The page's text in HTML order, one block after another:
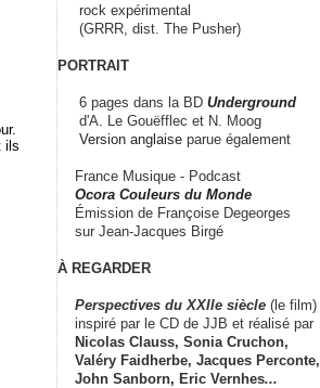
ils
rock expérimental
(GRRR, dist. The Pusher)
PORTRAIT
6 pages dans la BD Underground
d'A. Le Gouëfflec et N. Moog
Version anglaise parue également
France Musique - Podcast
Ocora Couleurs du Monde
Émission de Françoise Degeorges
sur Jean-Jacques Birgé
À REGARDER
Perspectives du XXIIe siècle (le film)
inspiré par le CD de JJB et réalisé par
Nicolas Clauss, Sonia Cruchon,
Valéry Faidherbe, Jacques Perconte,
John Sanborn, Eric Vernhes...